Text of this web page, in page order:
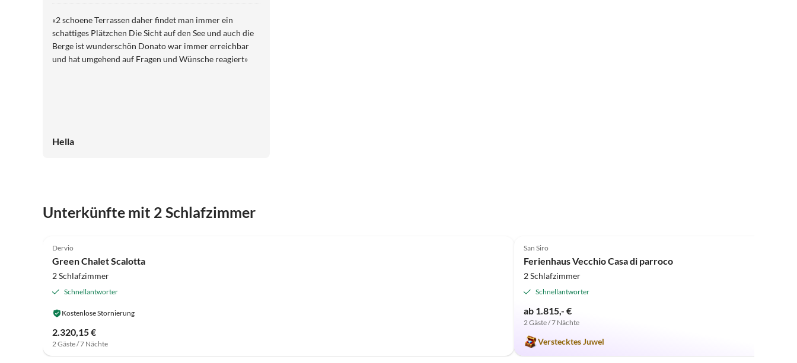
«2 schoene Terrassen daher findet man immer ein
schattiges Plätzchen Die Sicht auf den See und auch die
Berge ist wunderschön Donato war immer erreichbar
und hat umgehend auf Fragen und Wünsche reagiert»
Hella
Unterkünfte mit 2 Schlafzimmer
Dervio
Green Chalet Scalotta
2 Schlafzimmer
Schnellantworter
Kostenlose Stornierung
2.320,15 €
2 Gäste / 7 Nächte
San Siro
Ferienhaus Vecchio Casa di parroco
2 Schlafzimmer
Schnellantworter
ab 1.815,- €
2 Gäste / 7 Nächte
Verstecktes Juwel